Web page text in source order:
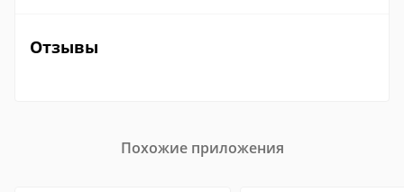
Отзывы
Похожие приложения